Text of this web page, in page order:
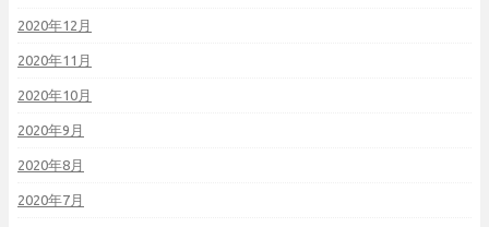
2020年12月
2020年11月
2020年10月
2020年9月
2020年8月
2020年7月